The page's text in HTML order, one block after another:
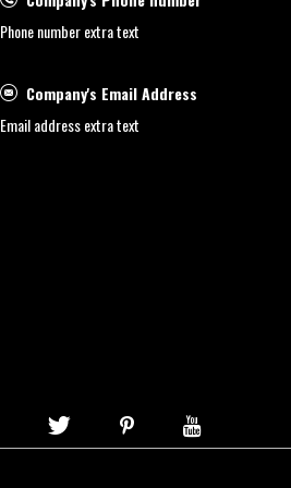
Phone number extra text
Company's Email Address
Email address extra text